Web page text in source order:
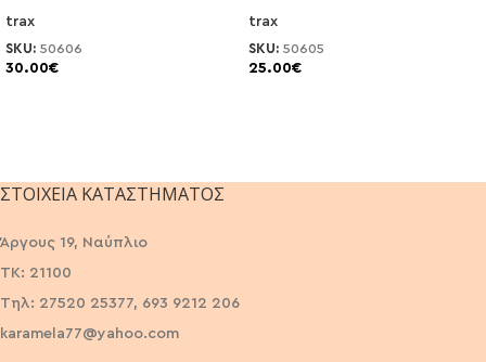
trax
SKU: 50606
30.00€
trax
SKU: 50605
25.00€
ΣΤΟΙΧΕΊΑ ΚΑΤΑΣΤΉΜΑΤΟΣ
Άργους 19, Ναύπλιο
ΤΚ: 21100
Τηλ: 27520 25377, 693 9212 206
karamela77@yahoo.com